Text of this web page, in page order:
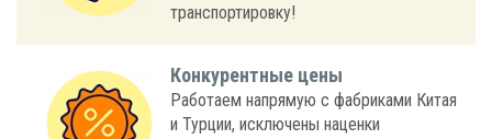
транспортировку!
Конкурентные цены
Работаем напрямую с фабриками Китая
и Турции, исключены наценки